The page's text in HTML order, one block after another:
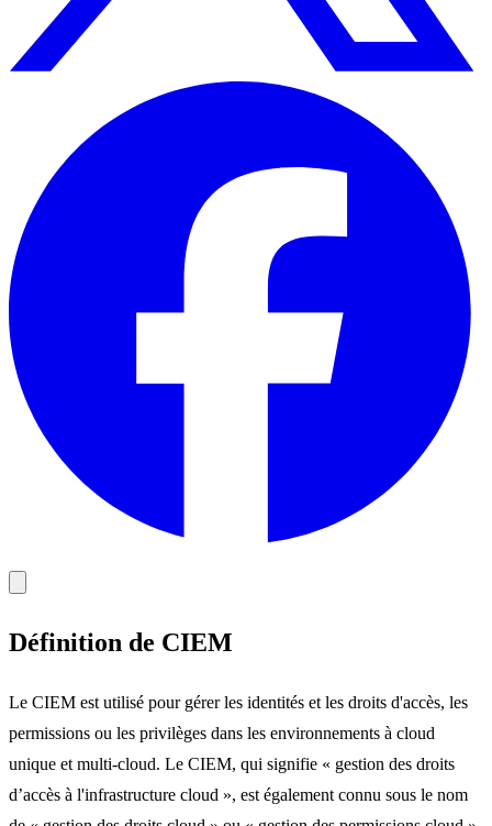
Définition de CIEM
Le CIEM est utilisé pour gérer les identités et les droits d'accès, les
permissions ou les privilèges dans les environnements à cloud
unique et multi-cloud. Le CIEM, qui signifie « gestion des droits
d’accès à l'infrastructure cloud », est également connu sous le nom